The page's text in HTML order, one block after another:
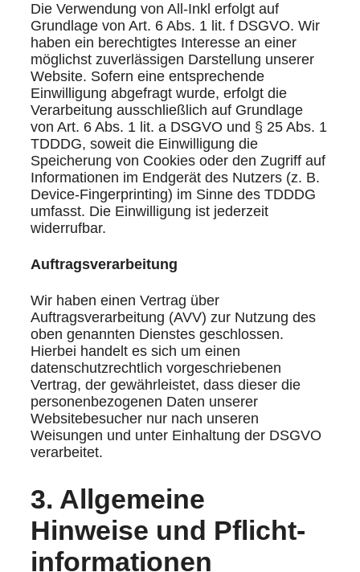
Die Verwendung von All-Inkl erfolgt auf
Grundlage von Art. 6 Abs. 1 lit. f DSGVO. Wir
haben ein berechtigtes Interesse an einer
möglichst zuverlässigen Darstellung unserer
Website. Sofern eine entsprechende
Einwilligung abgefragt wurde, erfolgt die
Verarbeitung ausschließlich auf Grundlage
von Art. 6 Abs. 1 lit. a DSGVO und § 25 Abs. 1
TDDDG, soweit die Einwilligung die
Speicherung von Cookies oder den Zugriff auf
Informationen im Endgerät des Nutzers (z. B.
Device-Fingerprinting) im Sinne des TDDDG
umfasst. Die Einwilligung ist jederzeit
widerrufbar.
Auftragsverarbeitung
Wir haben einen Vertrag über
Auftragsverarbeitung (AVV) zur Nutzung des
oben genannten Dienstes geschlossen.
Hierbei handelt es sich um einen
datenschutzrechtlich vorgeschriebenen
Vertrag, der gewährleistet, dass dieser die
personenbezogenen Daten unserer
Websitebesucher nur nach unseren
Weisungen und unter Einhaltung der DSGVO
verarbeitet.
3. Allgemeine
Hinweise und Pflicht­
informationen